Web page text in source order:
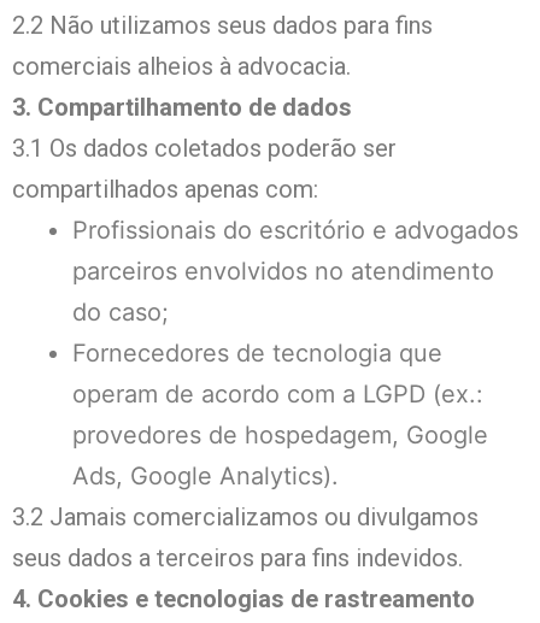
2.2 Não utilizamos seus dados para fins
comerciais alheios à advocacia.
3. Compartilhamento de dados
3.1 Os dados coletados poderão ser
compartilhados apenas com:
Profissionais do escritório e advogados
parceiros envolvidos no atendimento
do caso;
Fornecedores de tecnologia que
operam de acordo com a LGPD (ex.:
provedores de hospedagem, Google
Ads, Google Analytics).
3.2 Jamais comercializamos ou divulgamos
seus dados a terceiros para fins indevidos.
4. Cookies e tecnologias de rastreamento